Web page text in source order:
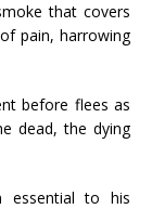
that covers
pain, harrowing
before flees as
dead, the dying
essential to his